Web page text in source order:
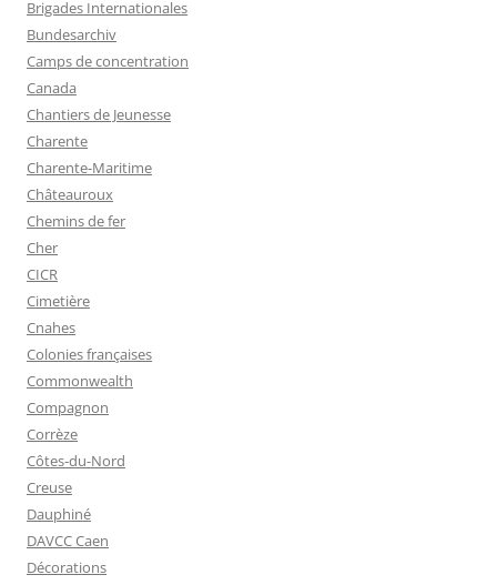
Brigades Internationales
Bundesarchiv
Camps de concentration
Canada
Chantiers de Jeunesse
Charente
Charente-Maritime
Châteauroux
Chemins de fer
Cher
CICR
Cimetière
Cnahes
Colonies françaises
Commonwealth
Compagnon
Corrèze
Côtes-du-Nord
Creuse
Dauphiné
DAVCC Caen
Décorations